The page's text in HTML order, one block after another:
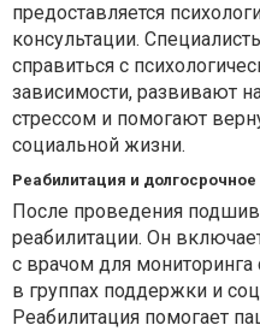
предоставляется
консультации.
справиться с
зависимости, развивают
стрессом и помогают
социальной жизни.
Реабилитация и
После проведения
реабилитации. Он
с врачом для мониторинга
в группах поддержки и
Реабилитация помогает